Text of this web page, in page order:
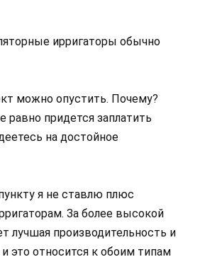
ирригаторы обычно
можно опустить. Почему?
равно придется заплатить
на достойное
я не ставлю плюс
За более высокой
лучшая производительность и
это относится к обоим типам